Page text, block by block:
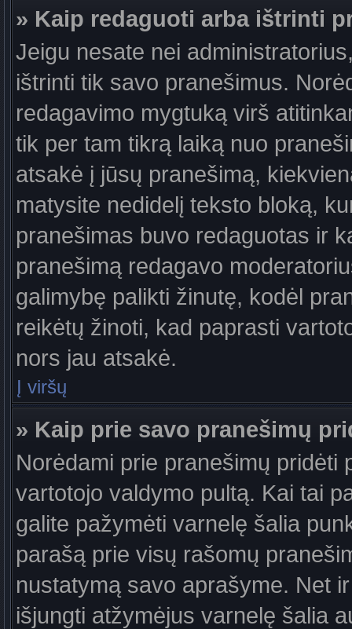
» Kaip redaguoti arba ištrinti
Jeigu nesate nei
ištrinti tik savo pranešimus.
redagavimo mygtuką virš
tik per tam tikrą laiką nuo
atsakė į jūsų pranešimą,
matysite nedidelį teksto bloką,
pranešimas buvo redaguotas ir
pranešimą redagavo
galimybę palikti žinutę, kodėl
reikėtų žinoti, kad paprasti
nors jau atsakė.
Į viršų
» Kaip prie savo pranešimų
Norėdami prie pranešimų pridėti
vartotojo valdymo pultą. Kai tai
galite pažymėti varnelę šalia
parašą prie visų rašomų
nustatymą savo aprašyme. Net
išjungti atžymėjus varnelę šalia